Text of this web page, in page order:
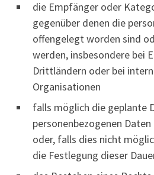
die Empfänger oder
gegenüber denen die
offengelegt worden sind
werden, insbesondere bei
Drittländern oder bei
Organisationen
falls möglich die geplante
personenbezogenen
oder, falls dies nicht
die Festlegung dieser